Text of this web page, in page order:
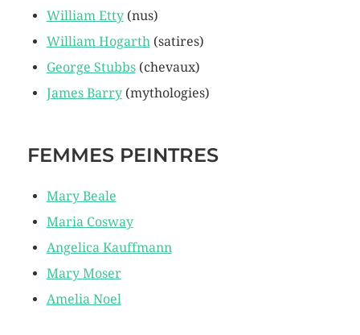
William Etty(nus)
William Hogarth(satires)
George Stubbs(chevaux)
James Barry(mythologies)
FEMMES PEINTRES
Mary Beale
Maria Cosway
Angelica Kauffmann
Mary Moser
Amelia Noel